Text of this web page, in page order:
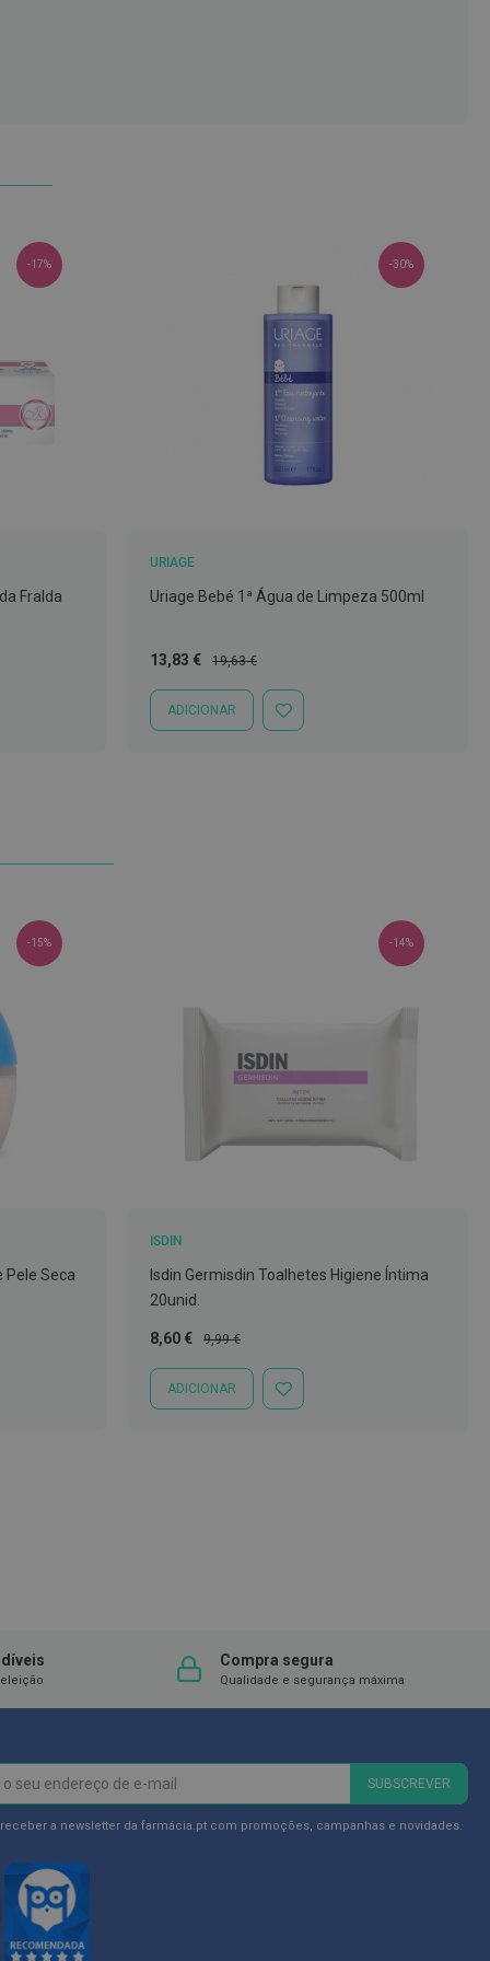
-17%
Fralda
-30%
URIAGE
Uriage Bebé 1ª Água de Limpeza 500ml
Preço
13,83 €
Preço
19,63 €
ADICIONAR
ADICIONAR
À
-15%
Pele Seca
-14%
ISDIN
Isdin Germisdin Toalhetes Higiene Íntima
20unid.
Preço
8,60 €
Preço
9,99 €
ADICIONAR
ADICIONAR
À
Compra segura
Qualidade e segurança máxima
SUBSCREVER
a newsletter da farmácia.pt com promoções, campanhas e novidades.